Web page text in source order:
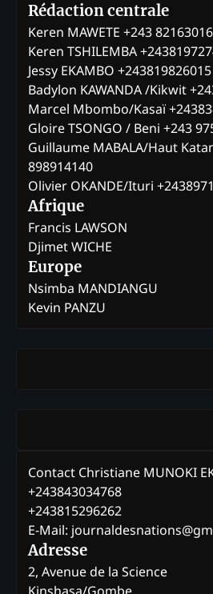
Rédaction centrale
Keren MAWETE +243
Keren TSHILEMBA
Jessy EKAMBO +243819826015
Badylon KAWANDA /Kikwit
Marcel Mbombo/Kasaï
Gloire TSONGO / Beni +243
Guillaume MABALA/Haut
898914140
Olivier OKANDE/Ituri
Afrique
Francis LAWSON
Djimet WICHE
Europe
Nsimba MANDIANGU
Kevin PANZU
Contact Christiane MUNOKI
+243843034768
+243815296262
E-Mail:
Adresse
2, Avenue de la Science